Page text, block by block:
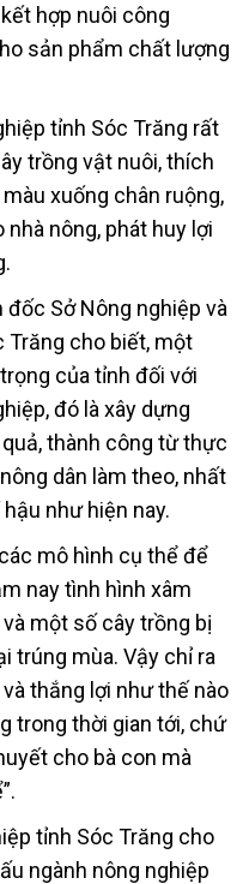
hợp nuôi công
sản phẩm chất lượng
tỉnh Sóc Trăng rất
trồng vật nuôi, thích
xuống chân ruộng,
nông, phát huy lợi
đốc Sở Nông nghiệp và
Trăng cho biết, một
của tỉnh đối với
đó là xây dựng
thành công từ thực
dân làm theo, nhất
như hiện nay.
mô hình cụ thể để
nay tình hình xâm
một số cây trồng bị
trúng mùa. Vậy chỉ ra
thắng lợi như thế nào
trong thời gian tới, chứ
cho bà con mà
tỉnh Sóc Trăng cho
ngành nông nghiệp